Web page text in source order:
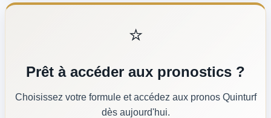
⭐
Prêt à accéder aux pronostics ?
Choisissez votre formule et accédez aux pronos Quinturf
dès aujourd'hui.